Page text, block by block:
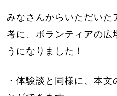
みなさんからいただいた
考に、ボランティアの広
うになりました！
・体験談と同様に、本